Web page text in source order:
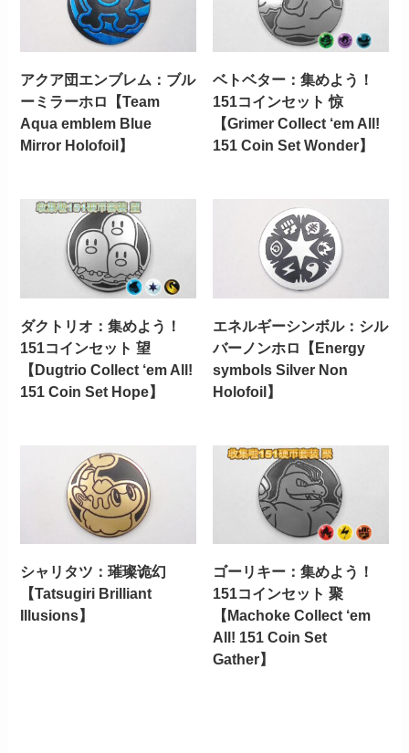
アクア団エンブレム：ブル
ーミラーホロ【Team
Aqua emblem Blue
Mirror Holofoil】
ベトベター：集めよう！
151コインセット 惊
【Grimer Collect ‘em All!
151 Coin Set Wonder】
ダクトリオ：集めよう！
151コインセット 望
【Dugtrio Collect ‘em All!
151 Coin Set Hope】
エネルギーシンボル：シル
バーノンホロ【Energy
symbols Silver Non
Holofoil】
シャリタツ：璀璨诡幻
【Tatsugiri Brilliant
Illusions】
ゴーリキー：集めよう！
151コインセット 聚
【Machoke Collect ‘em
All! 151 Coin Set
Gather】